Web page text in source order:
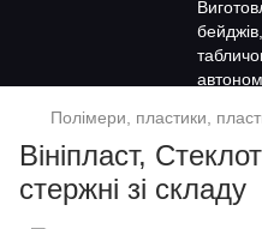
Полімери, пластики,
Вініпласт,
стержні зі складу